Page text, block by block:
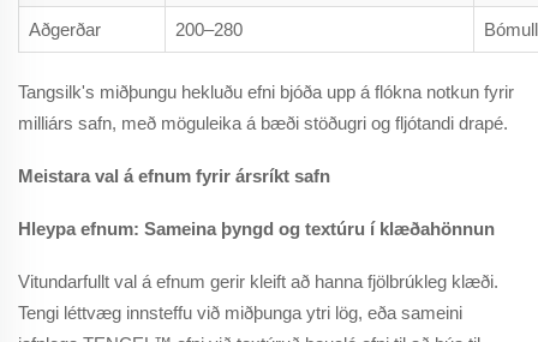
Aðgerðar 200–280
Tangsilk's miðþungu hekluðu efni bjóða upp á flókna notkun fyrir
milliárs safn, með möguleika á bæði stöðugri og fljótandi drapé.
Meistara val á efnum fyrir ársríkt safn
Hleypa efnum: Sameina þyngd og textúru í klæðahönnun
Vitundarfullt val á efnum gerir kleift að hanna fjölbrúkleg klæði.
Tengi léttvæg innsteffu við miðþunga ytri lög, eða sameini